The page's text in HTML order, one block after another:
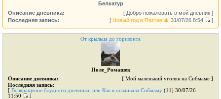
Белкатур
Описание дневника:
[ Добро пожаловать в мой дневник ]
Последняя запись:
[ Новый год в Паттае 🎄 31/07/26 8:54 ]
От крыльца до горизонта
Поле_Ромашек
Описание дневника:
[ Мой маленький уголок на Сибмаме ]
Последняя запись:
[ Возвращение блудного дневника, или Как я осваивала Сибмаму (11) 30/07/26
11:50
]